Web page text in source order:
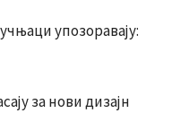
упозоравају:
за нови дизајн